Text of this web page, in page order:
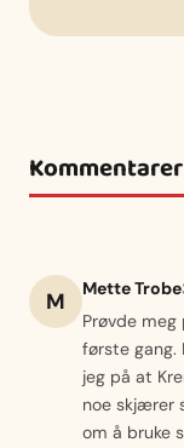
Kommentarer
M Mette Trobe
Prøvde
første gang.
jeg på at
noe skjærer
om å bruke